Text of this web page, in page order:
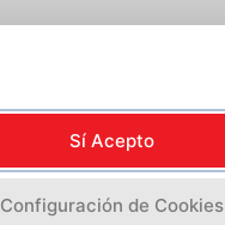
Sí Acepto
Configuración de Cookies